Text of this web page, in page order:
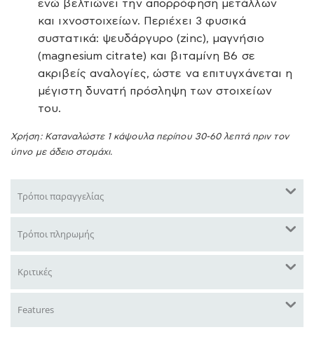
ενώ βελτιώνει την απορρόφηση μετάλλων
και ιχνοστοιχείων. Περιέχει 3 φυσικά
συστατικά: ψευδάργυρο (zinc), μαγνήσιο
(magnesium citrate) και βιταμίνη Β6 σε
ακριβείς αναλογίες, ώστε να επιτυγχάνεται η
μέγιστη δυνατή πρόσληψη των στοιχείων
του.
Χρήση: Καταναλώστε 1 κάψουλα περίπου 30-60 λεπτά πριν τον
ύπνο με άδειο στομάχι.
Τρόποι παραγγελίας
Τρόποι πληρωμής
Κριτικές
Features